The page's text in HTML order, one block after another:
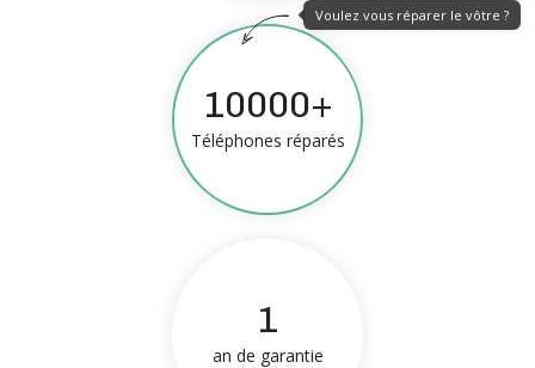
10000+
Téléphones réparés
Voulez vous réparer le vôtre ?
1
an de garantie